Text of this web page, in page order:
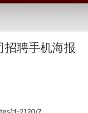
招聘手机海报